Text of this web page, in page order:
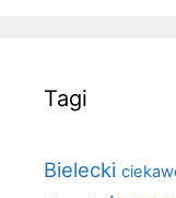
Tagi
Bielecki